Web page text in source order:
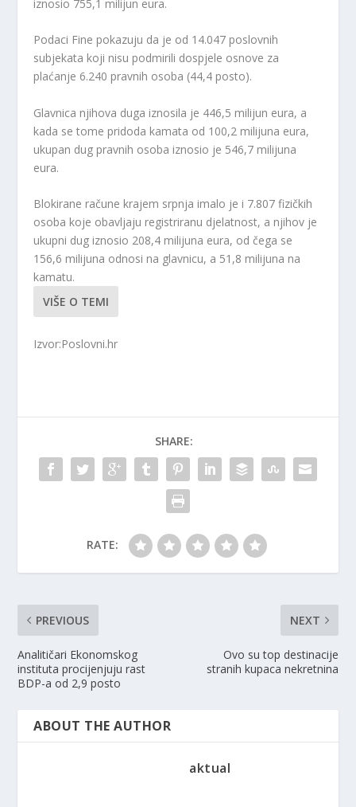
iznosio 755,1 milijun eura.
Podaci Fine pokazuju da je od 14.047 poslovnih
subjekata koji nisu podmirili dospjele osnove za
plaćanje 6.240 pravnih osoba (44,4 posto).
Glavnica njihova duga iznosila je 446,5 milijun eura, a
kada se tome pridoda kamata od 100,2 milijuna eura,
ukupan dug pravnih osoba iznosio je 546,7 milijuna
eura.
Blokirane račune krajem srpnja imalo je i 7.807 fizičkih
osoba koje obavljaju registriranu djelatnost, a njihov je
ukupni dug iznosio 208,4 milijuna eura, od čega se
156,6 milijuna odnosi na glavnicu, a 51,8 milijuna na
kamatu.
VIŠE O TEMI
Izvor:Poslovni.hr
SHARE:
RATE:
PREVIOUS
Analitičari Ekonomskog
instituta procijenjuju rast
BDP-a od 2,9 posto
NEXT
Ovo su top destinacije
stranih kupaca nekretnina
ABOUT THE AUTHOR
aktual